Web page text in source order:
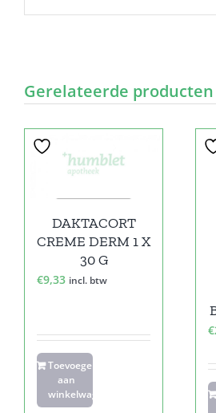
Gerelateerde producten
DAKTACORT
CREME DERM 1 X
30 G
€9,33 incl. btw
Toevoegen
aan
winkelwagen
€